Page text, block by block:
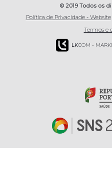
© 2019 Todos os
Política de Privacidade - Website
Termos e
LKCOM -